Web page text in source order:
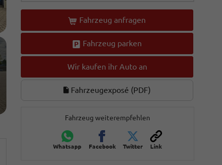
Fahrzeug anfragen
Fahrzeug parken
Wir kaufen ihr Auto an
Fahrzeugexposé (PDF)
Fahrzeug weiterempfehlen
Whatsapp Facebook Twitter Link